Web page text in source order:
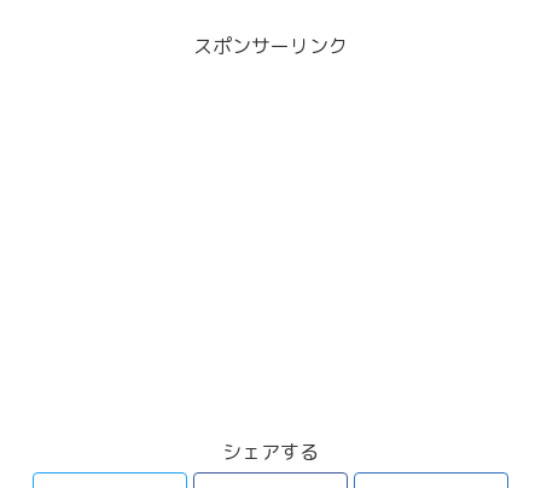
スポンサーリンク
シェアする